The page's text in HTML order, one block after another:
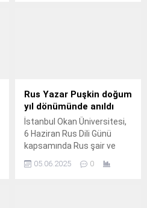
Rus Yazar Puşkin doğum
yıl dönümünde anıldı
İstanbul Okan Üniversitesi,
6 Haziran Rus Dili Günü
kapsamında Rus şair ve
226.
05.06.2025 0